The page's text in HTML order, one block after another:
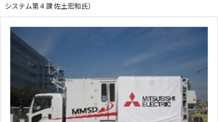
システム第４課 佐土宏和氏）